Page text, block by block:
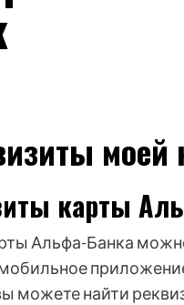
карты
Альфа-Банка
можете найти